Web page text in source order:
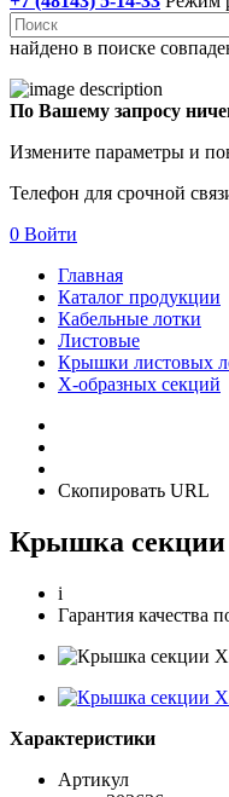
найдено в поиске
По Вашему запросу
Измените параметры и
Телефон для срочной
0 Войти
Главная
Каталог продукции
Кабельные лотки
Листовые
Крышки листовых
Х-образных секций
Скопировать URL
Крышка секции
i
Гарантия качества
Характеристики
Артикул